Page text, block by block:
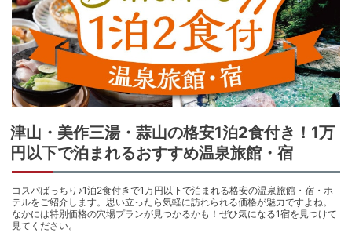
津山・美作三湯・蒜山の格安1泊2食付き！1万
円以下で泊まれるおすすめ温泉旅館・宿
コスパばっちり♪1泊2食付きで1万円以下で泊まれる格安の温泉旅館・宿・ホ
テルをご紹介します。思い立ったら気軽に訪れられる価格が魅力ですよね。
なかには特別価格の穴場プランが見つかるかも！ぜひ気になる1宿を見つけて
見てください。